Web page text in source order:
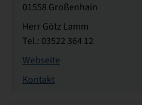
01558 Großenhain
Herr Götz Lamm
Tel.: 03522 364 12
Webseite
Kontakt